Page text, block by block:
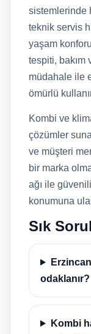
sistemlerinde
teknik servis
yaşam
tespiti, bakım
müdahale ile
ömürlü
Kombi ve
çözümler
ve müşteri
bir marka
ağı ile
konumuna
Sık
odaklanır?
Kombi